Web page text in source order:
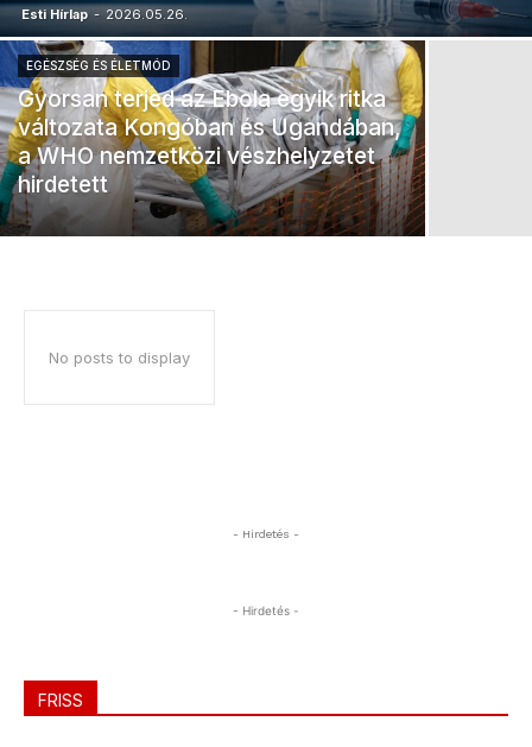
Esti Hírlap - 2026.05.26.
EGÉSZSÉG ÉS ÉLETMÓD
Gyorsan terjed az Ebola egyik ritka
változata Kongóban és Ugandában,
a WHO nemzetközi vészhelyzetet
hirdetett
No posts to display
- Hirdetés -
- Hirdetés -
FRISS